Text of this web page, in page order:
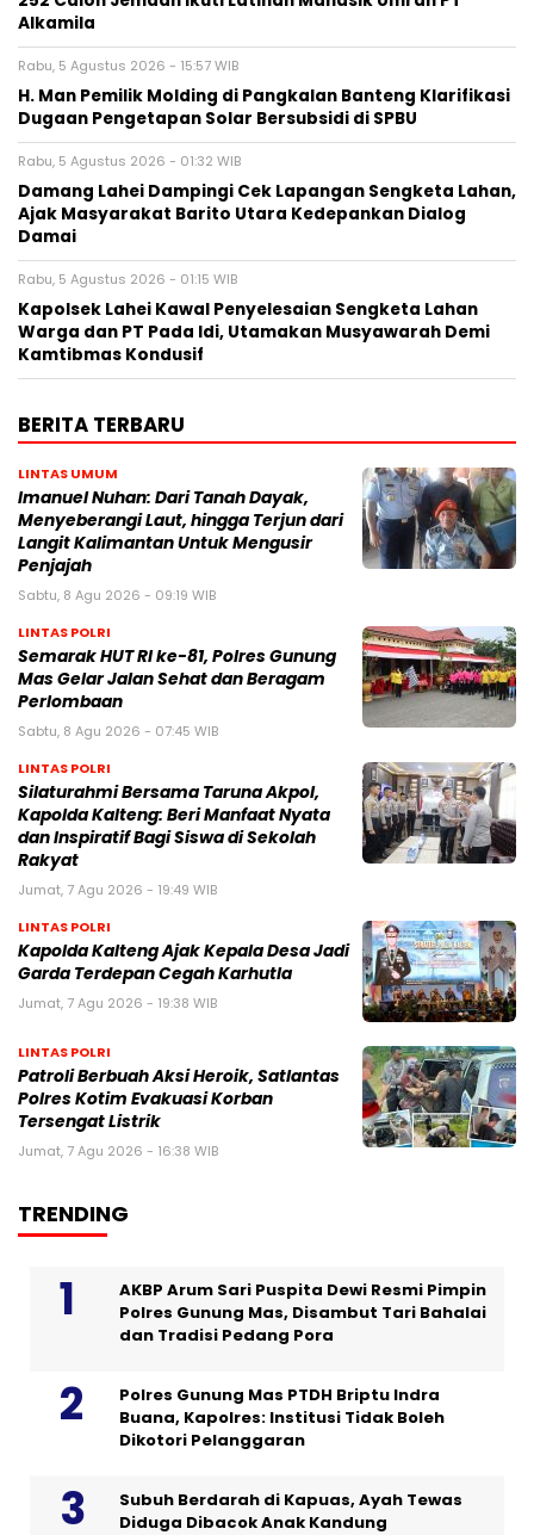
Alkamila
Rabu, 5 Agustus 2026 - 15:57 WIB
H. Man Pemilik Molding di Pangkalan Banteng Klarifikasi
Dugaan Pengetapan Solar Bersubsidi di SPBU
Rabu, 5 Agustus 2026 - 01:32 WIB
Damang Lahei Dampingi Cek Lapangan Sengketa Lahan,
Ajak Masyarakat Barito Utara Kedepankan Dialog
Damai
Rabu, 5 Agustus 2026 - 01:15 WIB
Kapolsek Lahei Kawal Penyelesaian Sengketa Lahan
Warga dan PT Pada Idi, Utamakan Musyawarah Demi
Kamtibmas Kondusif
BERITA TERBARU
LINTAS UMUM
Imanuel Nuhan: Dari Tanah Dayak,
Menyeberangi Laut, hingga Terjun dari
Langit Kalimantan Untuk Mengusir
Penjajah
Sabtu, 8 Agu 2026 - 09:19 WIB
LINTAS POLRI
Semarak HUT RI ke-81, Polres Gunung
Mas Gelar Jalan Sehat dan Beragam
Perlombaan
Sabtu, 8 Agu 2026 - 07:45 WIB
LINTAS POLRI
Silaturahmi Bersama Taruna Akpol,
Kapolda Kalteng: Beri Manfaat Nyata
dan Inspiratif Bagi Siswa di Sekolah
Rakyat
Jumat, 7 Agu 2026 - 19:49 WIB
LINTAS POLRI
Kapolda Kalteng Ajak Kepala Desa Jadi
Garda Terdepan Cegah Karhutla
Jumat, 7 Agu 2026 - 19:38 WIB
LINTAS POLRI
Patroli Berbuah Aksi Heroik, Satlantas
Polres Kotim Evakuasi Korban
Tersengat Listrik
Jumat, 7 Agu 2026 - 16:38 WIB
TRENDING
AKBP Arum Sari Puspita Dewi Resmi Pimpin
Polres Gunung Mas, Disambut Tari Bahalai
dan Tradisi Pedang Pora
Polres Gunung Mas PTDH Briptu Indra
Buana, Kapolres: Institusi Tidak Boleh
Dikotori Pelanggaran
Subuh Berdarah di Kapuas, Ayah Tewas
Diduga Dibacok Anak Kandung